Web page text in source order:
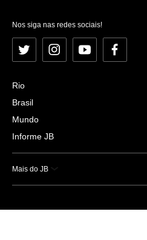
Nos siga nas redes sociais!
Twitter InstagramYouTubeFacebook
Rio
Brasil
Mundo
Informe JB
Mais do JB
Esportes